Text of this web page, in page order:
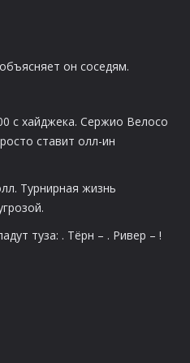
он соседям.
с хайджека. Сержио Велосо
ставит олл-ин
Турнирная жизнь
туза: . Тёрн – . Ривер – !